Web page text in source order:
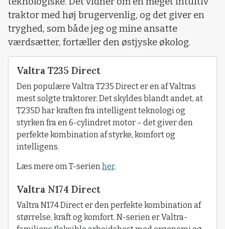
traktor med høj brugervenlig, og det giver en
tryghed, som både jeg og mine ansatte
værdsætter, fortæller den østjyske økolog.
Valtra T235 Direct
Den populære Valtra T235 Direct er en af Valtras
mest solgte traktorer. Det skyldes blandt andet, at
T235D har kraften fra intelligent teknologi og
styrken fra en 6-cylindret motor – det giver den
perfekte kombination af styrke, komfort og
intelligens.
Læs mere om T-serienher.
Valtra N174 Direct
Valtra N174 Direct er den perfekte kombination af
størrelse, kraft og komfort. N-serien er Valtra-